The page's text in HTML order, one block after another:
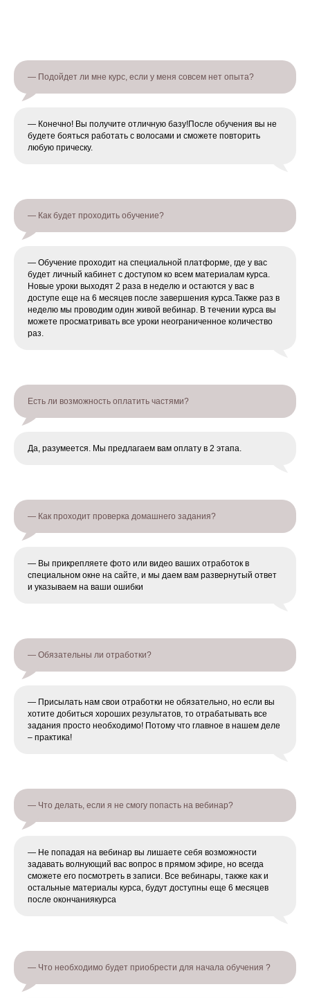
— Подойдет ли мне курс, если у меня совсем нет опыта?
— Конечно! Вы получите отличную базу!После обучения вы не
будете бояться работать с волосами и сможете повторить
любую прическу.
— Как будет проходить обучение?
— Обучение проходит на специальной платформе, где у вас
будет личный кабинет с доступом ко всем материалам курса.
Новые уроки выходят 2 раза в неделю и остаются у вас в
доступе еще на 6 месяцев после завершения курса.Также раз в
неделю мы проводим один живой вебинар. В течении курса вы
можете просматривать все уроки неограниченное количество
раз.
Есть ли возможность оплатить частями?
Да, разумеется. Мы предлагаем вам оплату в 2 этапа.
— Как проходит проверка домашнего задания?
— Вы прикрепляете фото или видео ваших отработок в
специальном окне на сайте, и мы даем вам развернутый ответ
и указываем на ваши ошибки
— Обязательны ли отработки?
— Присылать нам свои отработки не обязательно, но если вы
хотите добиться хороших результатов, то отрабатывать все
задания просто необходимо! Потому что главное в нашем деле
– практика!
— Что делать, если я не смогу попасть на вебинар?
— Не попадая на вебинар вы лишаете себя возможности
задавать волнующий вас вопрос в прямом эфире, но всегда
сможете его посмотреть в записи. Все вебинары, также как и
остальные материалы курса, будут доступны еще 6 месяцев
после окончаниякурса
— Что необходимо будет приобрести для начала обучения ?